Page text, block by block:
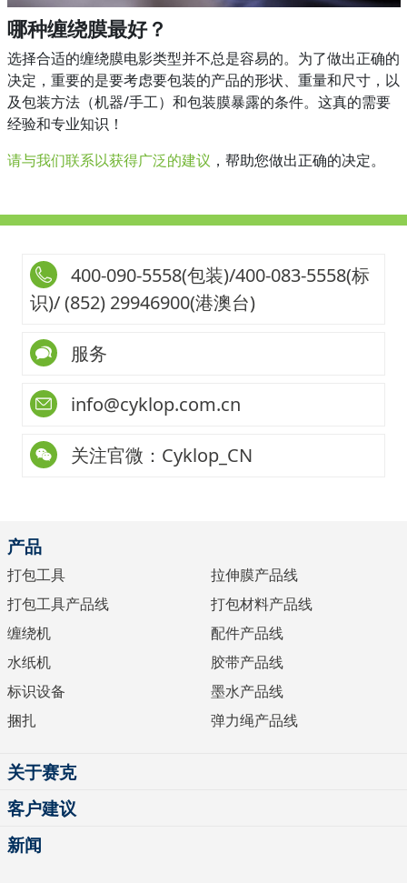
哪种缠绕膜最好？
选择合适的缠绕膜电影类型并不总是容易的。为了做出正确的
决定，重要的是要考虑要包装的产品的形状、重量和尺寸，以
及包装方法（机器/手工）和包装膜暴露的条件。这真的需要
经验和专业知识！
请与我们联系以获得广泛的建议 ，帮助您做出正确的决定。
400-090-5558(包装)/400-083-5558(标
识)/ (852) 29946900(港澳台)
服务
info@cyklop.com.cn
关注官微：Cyklop_CN
产品
打包工具
打包工具产品线
缠绕机
水纸机
标识设备
捆扎
拉伸膜产品线
打包材料产品线
配件产品线
胶带产品线
墨水产品线
弹力绳产品线
关于赛克
客户建议
新闻